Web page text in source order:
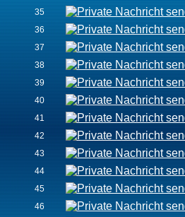
35
36
37
38
39
40
41
42
43
44
45
46